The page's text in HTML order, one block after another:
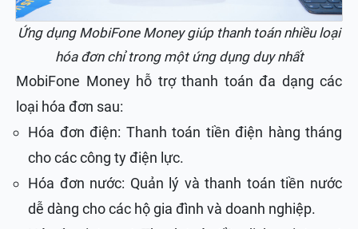
Ứng dụng MobiFone Money giúp thanh toán nhiều loại
hóa đơn chỉ trong một ứng dụng duy nhất
MobiFone Money hỗ trợ thanh toán đa dạng các
loại hóa đơn sau:
Hóa đơn điện: Thanh toán tiền điện hàng tháng
cho các công ty điện lực.
Hóa đơn nước: Quản lý và thanh toán tiền nước
dễ dàng cho các hộ gia đình và doanh nghiệp.